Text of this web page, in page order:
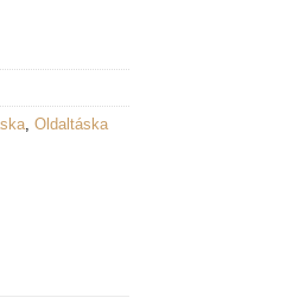
, Oldaltáska